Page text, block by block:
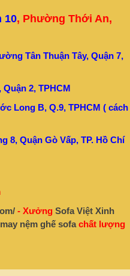
10, Phường Thới An,
Tân Thuận Tây, Quận 7,
2, TPHCM
Long B, Q.9, TPHCM ( cách
Quận Gò Vấp, TP. Hồ Chí
- Xưởng Sofa Việt Xinh
may nệm ghế sofachất lượng